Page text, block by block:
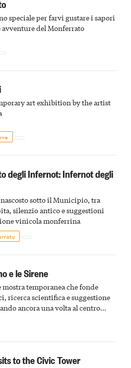
speciale per farvi gustare i sapori
avventure del Monferrato
art exhibition by the artist
degli Infernot: Infernot degli
sotto il Municipio, tra
silenzio antico e suggestioni
vinicola monferrina
e le Sirene
mostra temporanea che fonde
ricerca scientifica e suggestione
ancora una volta al centro
meraviglie del passato astigiano
to the Civic Tower